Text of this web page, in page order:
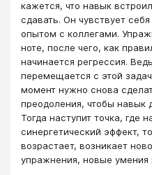
кажется, что навык
сдавать. Он чувствует
опытом с коллегами.
ноте, после чего, как
начинается регрессия.
перемещается с этой
момент нужно снова
преодоления, чтобы навык
Тогда наступит точка, где
синергетический эффект,
возрастает, возникает
упражнения, новые умения